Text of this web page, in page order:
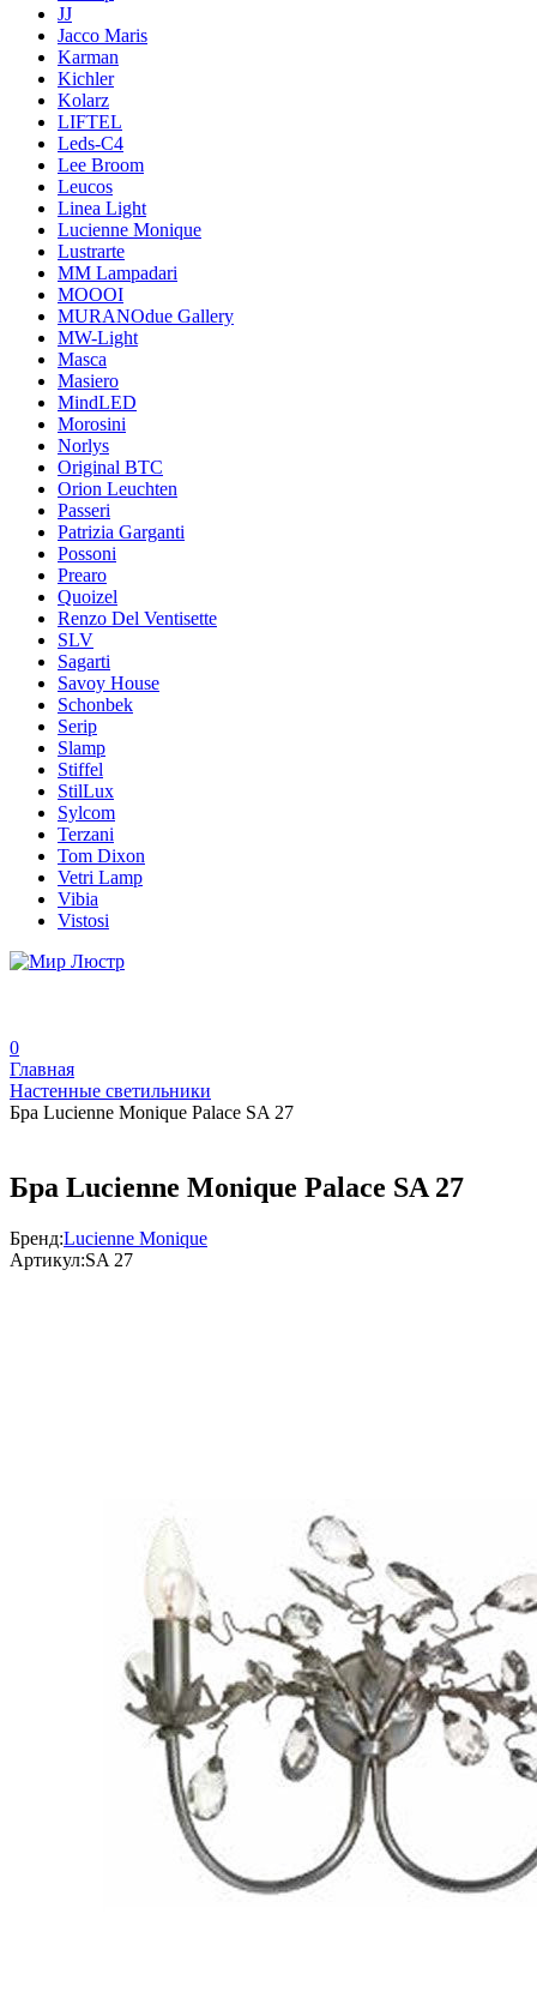
JJ
Jacco Maris
Karman
Kichler
Kolarz
LIFTEL
Leds-C4
Lee Broom
Leucos
Linea Light
Lucienne Monique
Lustrarte
MM Lampadari
MOOOI
MURANOdue Gallery
MW-Light
Masca
Masiero
MindLED
Morosini
Norlys
Original BTC
Orion Leuchten
Passeri
Patrizia Garganti
Possoni
Prearo
Quoizel
Renzo Del Ventisette
SLV
Sagarti
Savoy House
Schonbek
Serip
Slamp
Stiffel
StilLux
Sylcom
Terzani
Tom Dixon
Vetri Lamp
Vibia
Vistosi
0
Главная
Настенные светильники
Бра Lucienne Monique Palace SA 27
Бра Lucienne Monique Palace SA 27
Бренд:Lucienne Monique
Артикул:SA 27